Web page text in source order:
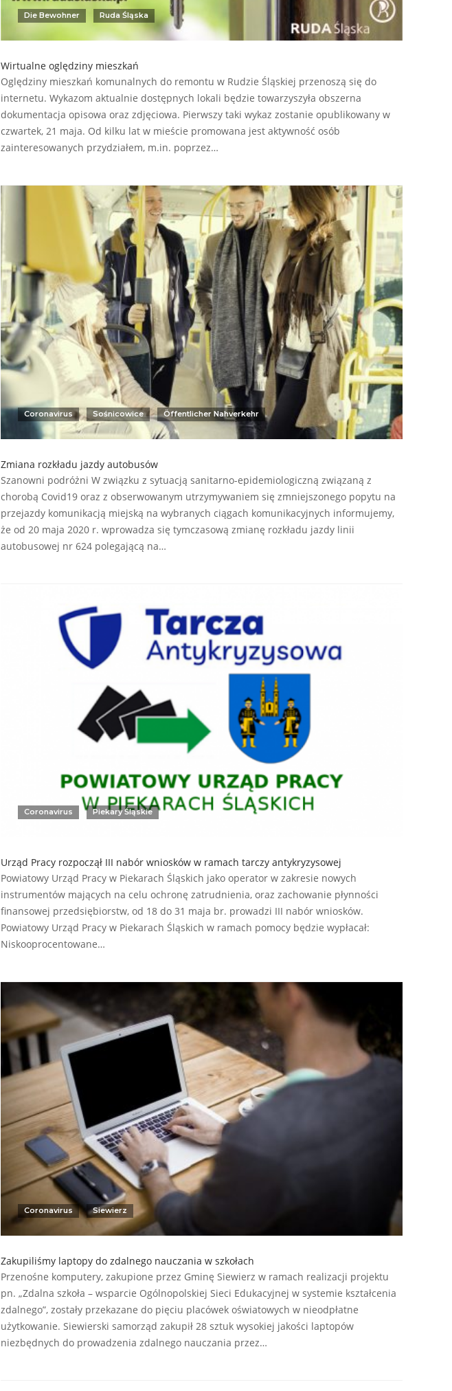
Die Bewohner Ruda Śląska
Wirtualne oględziny mieszkań
Oględziny mieszkań komunalnych do remontu w Rudzie Śląskiej przenoszą się do
internetu. Wykazom aktualnie dostępnych lokali będzie towarzyszyła obszerna
dokumentacja opisowa oraz zdjęciowa. Pierwszy taki wykaz zostanie opublikowany w
czwartek, 21 maja. Od kilku lat w mieście promowana jest aktywność osób
zainteresowanych przydziałem, m.in. poprzez…
Coronavirus Sośnicowice Öffentlicher Nahverkehr
Zmiana rozkładu jazdy autobusów
Szanowni podróżni W związku z sytuacją sanitarno-epidemiologiczną związaną z
chorobą Covid19 oraz z obserwowanym utrzymywaniem się zmniejszonego popytu na
przejazdy komunikacją miejską na wybranych ciągach komunikacyjnych informujemy,
że od 20 maja 2020 r. wprowadza się tymczasową zmianę rozkładu jazdy linii
autobusowej nr 624 polegającą na…
Coronavirus Piekary Śląskie
Urząd Pracy rozpoczął III nabór wniosków w ramach tarczy antykryzysowej
Powiatowy Urząd Pracy w Piekarach Śląskich jako operator w zakresie nowych
instrumentów mających na celu ochronę zatrudnienia, oraz zachowanie płynności
finansowej przedsiębiorstw, od 18 do 31 maja br. prowadzi III nabór wniosków.
Powiatowy Urząd Pracy w Piekarach Śląskich w ramach pomocy będzie wypłacał:
Niskooprocentowane…
Coronavirus Siewierz
Zakupiliśmy laptopy do zdalnego nauczania w szkołach
Przenośne komputery, zakupione przez Gminę Siewierz w ramach realizacji projektu
pn. „Zdalna szkoła – wsparcie Ogólnopolskiej Sieci Edukacyjnej w systemie kształcenia
zdalnego”, zostały przekazane do pięciu placówek oświatowych w nieodpłatne
użytkowanie. Siewierski samorząd zakupił 28 sztuk wysokiej jakości laptopów
niezbędnych do prowadzenia zdalnego nauczania przez…